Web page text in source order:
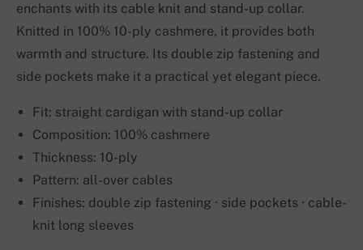
enchants with its cable knit and stand-up collar.
Knitted in 100% 10-ply cashmere, it provides both
warmth and structure. Its double zip fastening and
side pockets make it a practical yet elegant piece.
Fit: straight cardigan with stand-up collar
Composition: 100% cashmere
Thickness: 10-ply
Pattern: all-over cables
Finishes: double zip fastening · side pockets · cable-
knit long sleeves